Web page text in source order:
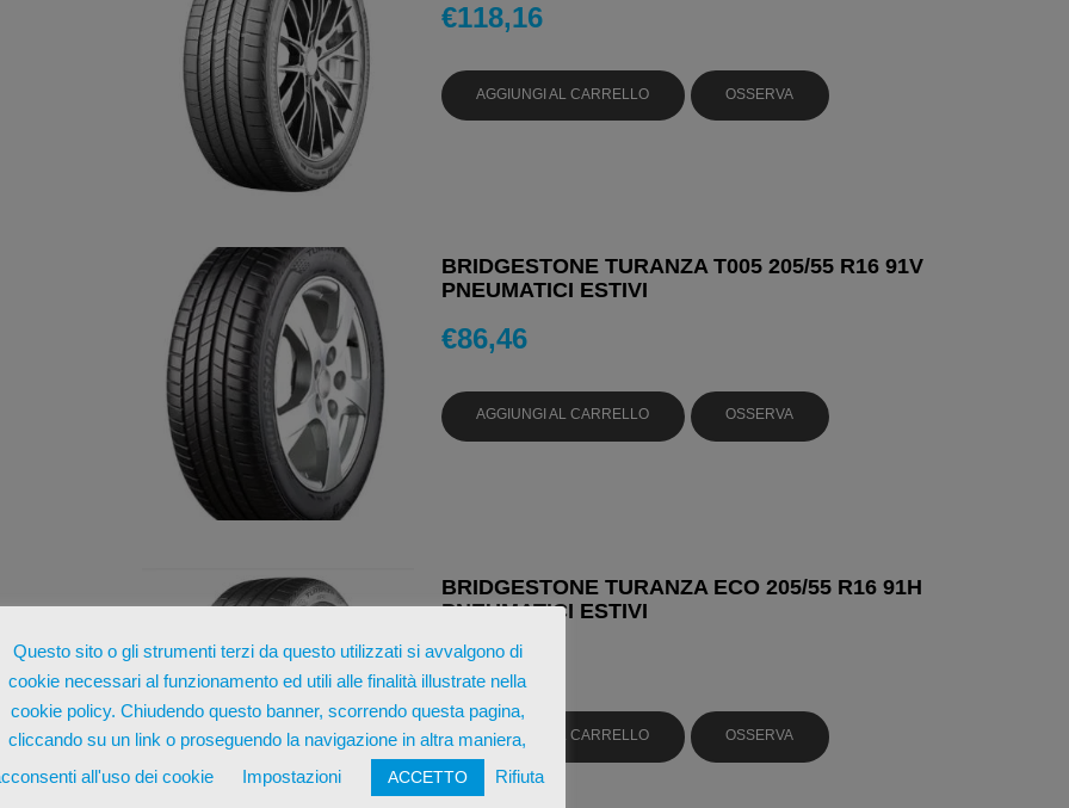
€118,16
AGGIUNGI AL CARRELLO OSSERVA
BRIDGESTONE TURANZA T005 205/55 R16 91V
PNEUMATICI ESTIVI
€86,46
AGGIUNGI AL CARRELLO OSSERVA
BRIDGESTONE TURANZA ECO 205/55 R16 91H
PNEUMATICI ESTIVI
€88,44
AGGIUNGI AL CARRELLO OSSERVA
Questo sito o gli strumenti terzi da questo utilizzati si avvalgono di
cookie necessari al funzionamento ed utili alle finalità illustrate nella
cookie policy. Chiudendo questo banner, scorrendo questa pagina,
cliccando su un link o proseguendo la navigazione in altra maniera,
all'uso dei cookie
Impostazioni ACCETTO Rifiuta